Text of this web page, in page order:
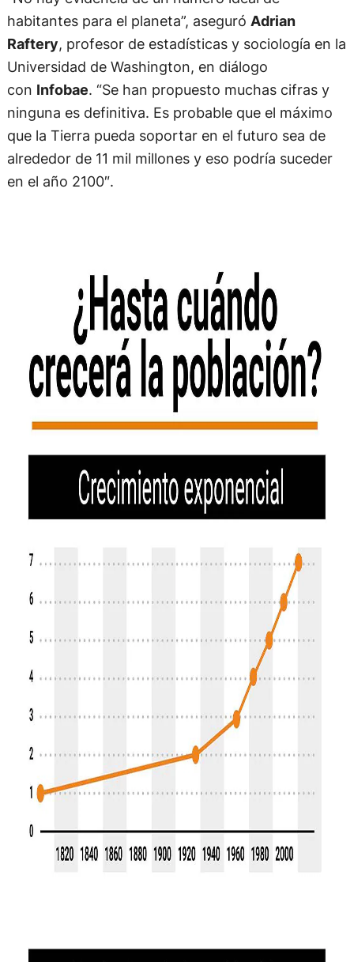
habitantes para el planeta”, aseguró Adrian
Raftery, profesor de estadísticas y sociología en la
Universidad de Washington, en diálogo
con Infobae. “Se han propuesto muchas cifras y
ninguna es definitiva. Es probable que el máximo
que la Tierra pueda soportar en el futuro sea de
alrededor de 11 mil millones y eso podría suceder
en el año 2100″.